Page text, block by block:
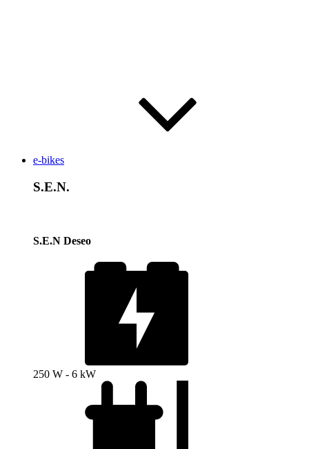
e-bikes
S.E.N.
S.E.N Deseo
250 W - 6 kW